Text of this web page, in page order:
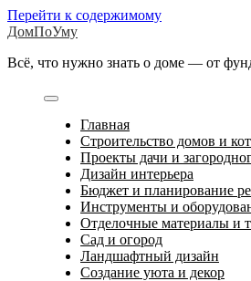
Перейти к содержимому
ДомПоУму
Всё, что нужно знать о доме — от
Главная
Строительство домов и
Проекты дачи и
Дизайн интерьера
Бюджет и планирование
Инструменты и
Отделочные материалы и
Сад и огород
Ландшафтный дизайн
Создание уюта и декор